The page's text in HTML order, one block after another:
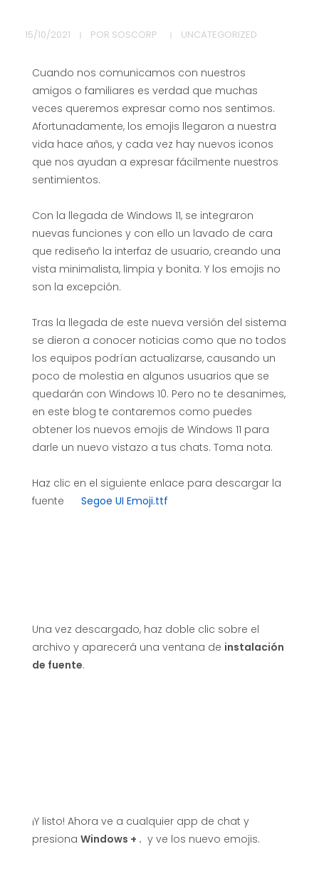
¡
N
u
e
v
o
s
e
m
o
j
i
s
d
i
n
s
1
15/10/2021 POR SOSCORP UNCATEGORIZED
Cuando nos comunicamos con nuestros
amigos o familiares es verdad que muchas
veces queremos expresar como nos sentimos.
Afortunadamente, los emojis llegaron a nuestra
vida hace años, y cada vez hay nuevos iconos
que nos ayudan a expresar fácilmente nuestros
sentimientos.
Con la llegada de Windows 11, se integraron
nuevas funciones y con ello un lavado de cara
que rediseño la interfaz de usuario, creando una
vista minimalista, limpia y bonita. Y los emojis no
son la excepción.
Tras la llegada de este nueva versión del sistema
se dieron a conocer noticias como que no todos
los equipos podrían actualizarse, causando un
poco de molestia en algunos usuarios que se
quedarán con Windows 10. Pero no te desanimes,
en este blog te contaremos como puedes
obtener los nuevos emojis de Windows 11 para
darle un nuevo vistazo a tus chats. Toma nota.
Haz clic en el siguiente enlace para descargar la
fuente
Segoe UI Emoji.ttf
Una vez descargado, haz doble clic sobre el
archivo y aparecerá una ventana de instalación
de fuente.
¡Y listo! Ahora ve a cualquier app de chat y
presiona Windows + . y ve los nuevo emojis.